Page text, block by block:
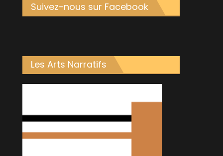
Suivez-nous sur Facebook
Les Arts Narratifs